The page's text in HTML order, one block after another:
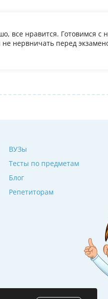
все нравится. Готовимся с
нервничать перед
ВУЗы
Тесты по предметам
Блог
Репетиторам